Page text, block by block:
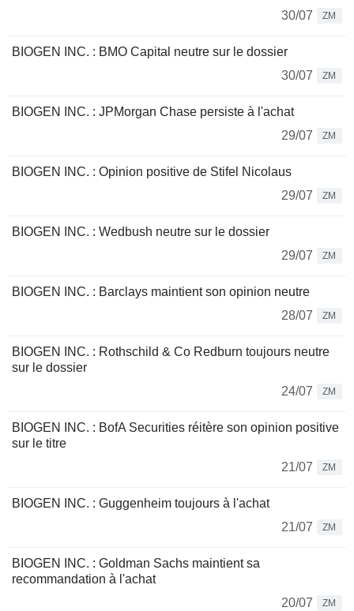
30/07
ZM
BIOGEN INC. : BMO Capital neutre sur le dossier
30/07
ZM
BIOGEN INC. : JPMorgan Chase persiste à l'achat
29/07
ZM
BIOGEN INC. : Opinion positive de Stifel Nicolaus
29/07
ZM
BIOGEN INC. : Wedbush neutre sur le dossier
29/07
ZM
BIOGEN INC. : Barclays maintient son opinion neutre
28/07
ZM
BIOGEN INC. : Rothschild & Co Redburn toujours neutre
sur le dossier
24/07
ZM
BIOGEN INC. : BofA Securities réitère son opinion positive
sur le titre
21/07
ZM
BIOGEN INC. : Guggenheim toujours à l'achat
21/07
ZM
BIOGEN INC. : Goldman Sachs maintient sa
recommandation à l'achat
20/07
ZM